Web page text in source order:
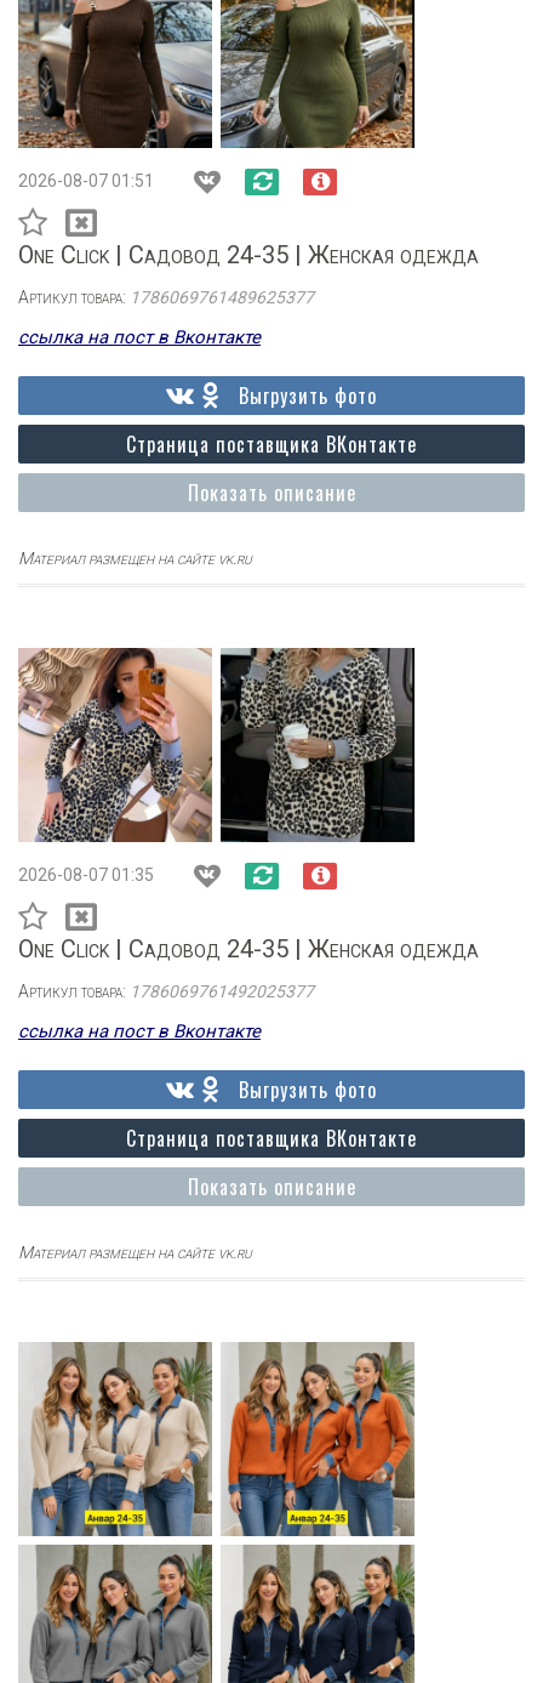
2026-08-07 01:51
One Click | Садовод 24-35 | Женская одежда
Артикул товара: 1786069761489625377
ссылка на пост в Вконтакте
Показать описание
Страница поставщика ВКонтакте
Выгрузить фото
Материал размещен на сайте vk.ru
2026-08-07 01:35
One Click | Садовод 24-35 | Женская одежда
Артикул товара: 1786069761492025377
ссылка на пост в Вконтакте
Показать описание
Страница поставщика ВКонтакте
Выгрузить фото
Материал размещен на сайте vk.ru